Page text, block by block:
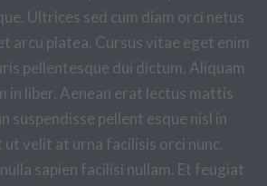
Ultrices sed cum diam orci netus
arcu platea. Cursus vitae eget enim
pellentesque dui dictum. Aliquam
in liber. Aenean erat lectus mattis
suspendisse pellent esque nisl in
ut velit at urna facilisis orci nunc.
sapien facilisi nullam. Et feugiat